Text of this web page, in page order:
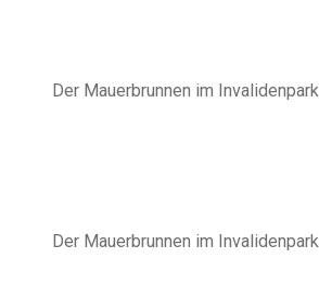
Der Mauerbrunnen im Invalidenpark
Der Mauerbrunnen im Invalidenpark